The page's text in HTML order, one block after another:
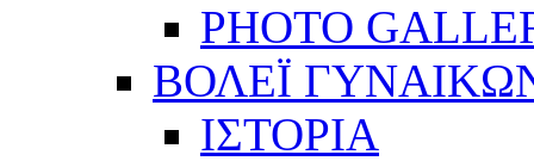
PHOTO
ΒΟΛΕΪ
ΙΣΤΟΡΙΑ